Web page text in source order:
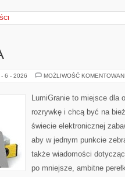
- 6 - 2026 MOŻLIWOŚĆ
LumiGranie to miejsce dla
rozrywkę i chcą być na
świecie elektronicznej
aby w jednym punkcie
także wiadomości
po mniejsze, ambitne